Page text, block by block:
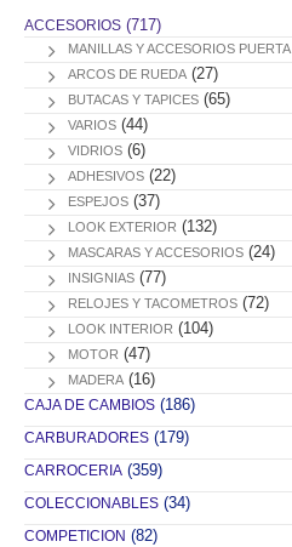
ACCESORIOS (717)
MANILLAS Y ACCESORIOS PUERTA
ARCOS DE RUEDA (27)
BUTACAS Y TAPICES (65)
VARIOS (44)
VIDRIOS (6)
ADHESIVOS (22)
ESPEJOS (37)
LOOK EXTERIOR (132)
MASCARAS Y ACCESORIOS (24)
INSIGNIAS (77)
RELOJES Y TACOMETROS (72)
LOOK INTERIOR (104)
MOTOR (47)
MADERA (16)
CAJA DE CAMBIOS (186)
CARBURADORES (179)
CARROCERIA (359)
COLECCIONABLES (34)
COMPETICION (82)